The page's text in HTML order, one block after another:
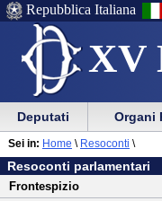
XV
Menu
di
ausilio
alla
navigazione
Vai
Menu
di
navigazione
principale
Repubblica Italiana
Menu
di
navigazione
principale
Vai
menu
di
sezione
Deputati Organi
Vai
al
contenuto
Resoconti parlamentari
Frontespizio
Sei in: Home \ Resoconti \